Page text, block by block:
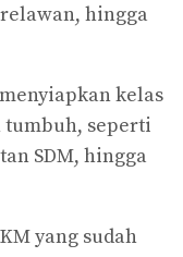
hingga
kelas
tumbuh, seperti
SDM, hingga
yang sudah